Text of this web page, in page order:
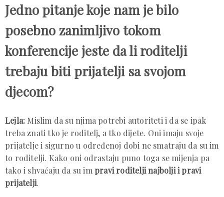
Jedno pitanje koje nam je bilo
posebno zanimljivo tokom
konferencije jeste da li roditelji
trebaju biti prijatelji sa svojom
djecom?
Lejla: Mislim da su njima potrebi autoriteti i da se ipak
treba znati tko je roditelj, a tko dijete. Oni imaju svoje
prijatelje i sigurno u određenoj dobi ne smatraju da su im
to roditelji. Kako oni odrastaju puno toga se mijenja pa
tako i shvaćaju da su im pravi roditelji najbolji i pravi
prijatelji.